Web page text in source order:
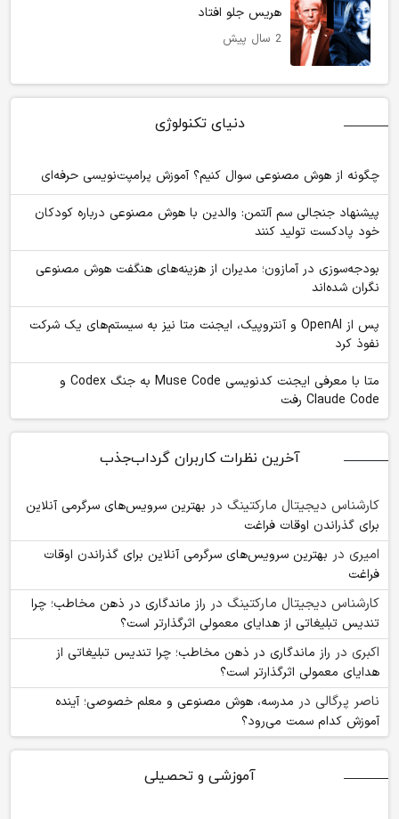
هریس جلو افتاد
2 سال پیش
دنیای تکنولوژی
چگونه از هوش مصنوعی سوال کنیم؟ آموزش پرامپت‌نویسی حرفه‌ای
پیشنهاد جنجالی سم آلتمن: والدین با هوش مصنوعی درباره کودکان
خود پادکست تولید کنند
بودجه‌سوزی در آمازون؛ مدیران از هزینه‌های هنگفت هوش مصنوعی
نگران شده‌اند
پس از OpenAI و آنتروپیک، ایجنت متا نیز به سیستم‌های یک شرکت
نفوذ کرد
متا با معرفی ایجنت کدنویسی Muse Code به جنگ Codex و
Claude Code رفت
آخرین نظرات کاربران گرداب‌جذب
کارشناس دیجیتال مارکتینگ در بهترین سرویس‌های سرگرمی آنلاین
برای گذراندن اوقات فراغت
امیری در بهترین سرویس‌های سرگرمی آنلاین برای گذراندن اوقات
فراغت
کارشناس دیجیتال مارکتینگ در راز ماندگاری در ذهن مخاطب؛ چرا
تندیس تبلیغاتی از هدایای معمولی اثرگذارتر است؟
اکبری در راز ماندگاری در ذهن مخاطب؛ چرا تندیس تبلیغاتی از
هدایای معمولی اثرگذارتر است؟
ناصر پرگالی در مدرسه، هوش مصنوعی و معلم خصوصی؛ آینده
آموزش کدام سمت می‌رود؟
آموزشی و تحصیلی